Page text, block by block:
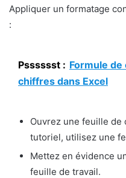
Appliquer un formatage
:
Psssssst : Formule
chiffres dans Excel
Ouvrez une feuille de
tutoriel, utilisez une
Mettez en évidence
feuille de travail.